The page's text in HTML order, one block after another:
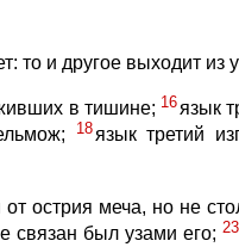
то и другое выходит из
в тишине; 16язык
18язык третий
от острия меча, но не
связан был узами его; 23